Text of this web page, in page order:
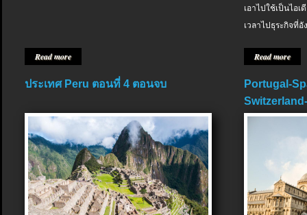
Read more
เอาไปใช้เป็นไอ
เวลาไปธุระกิจที่อั
Read more
ประเทศ Peru ตอนที่ 4 ตอนจบ
Portugal-